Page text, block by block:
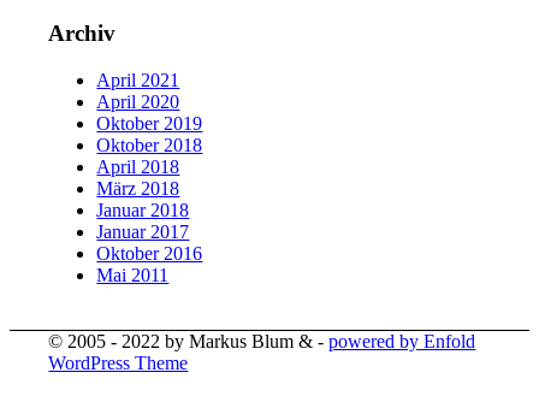
Archiv
April 2021
April 2020
Oktober 2019
Oktober 2018
April 2018
März 2018
Januar 2018
Januar 2017
Oktober 2016
Mai 2011
© 2005 - 2022 by Markus Blum & -powered by Enfold
WordPress Theme